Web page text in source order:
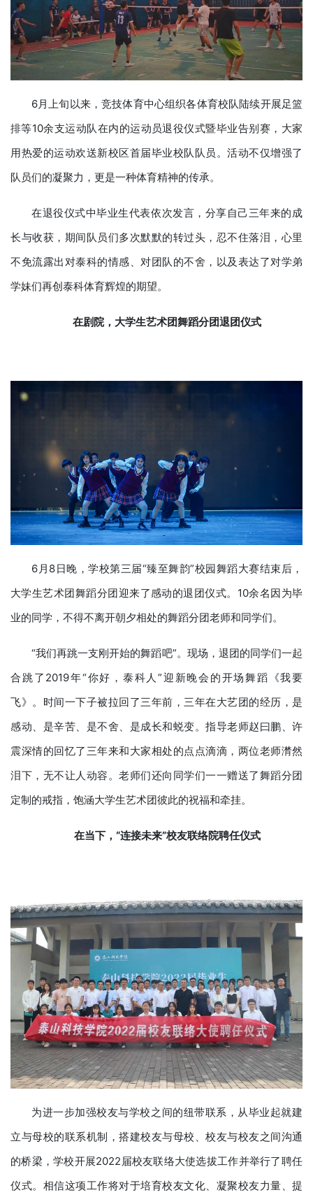
6月上旬以来，竞技体育中心组织各体育校队陆续开展足篮
排等10余支运动队在内的运动员退役仪式暨毕业告别赛，大家
用热爱的运动欢送新校区首届毕业校队队员。活动不仅增强了
队员们的凝聚力，更是一种体育精神的传承。
在退役仪式中毕业生代表依次发言，分享自己三年来的成
长与收获，期间队员们多次默默的转过头，忍不住落泪，心里
不免流露出对泰科的情感、对团队的不舍，以及表达了对学弟
学妹们再创泰科体育辉煌的期望。
在剧院，大学生艺术团舞蹈分团退团仪式
6月8日晚，学校第三届“臻至舞韵”校园舞蹈大赛结束后，
大学生艺术团舞蹈分团迎来了感动的退团仪式。10余名因为毕
业的同学，不得不离开朝夕相处的舞蹈分团老师和同学们。
“我们再跳一支刚开始的舞蹈吧”。现场，退团的同学们一起
合跳了2019年“你好，泰科人”迎新晚会的开场舞蹈《我要
飞》。时间一下子被拉回了三年前，三年在大艺团的经历，是
感动、是辛苦、是不舍、是成长和蜕变。指导老师赵曰鹏、许
震深情的回忆了三年来和大家相处的点点滴滴，两位老师潸然
泪下，无不让人动容。老师们还向同学们一一赠送了舞蹈分团
定制的戒指，饱涵大学生艺术团彼此的祝福和牵挂。
在当下，“连接未来”校友联络院聘任仪式
为进一步加强校友与学校之间的纽带联系，从毕业起就建
立与母校的联系机制，搭建校友与母校、校友与校友之间沟通
的桥梁，学校开展2022届校友联络大使选拔工作并举行了聘任
仪式。相信这项工作将对于培育校友文化、凝聚校友力量、提